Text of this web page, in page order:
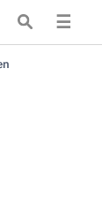
☰